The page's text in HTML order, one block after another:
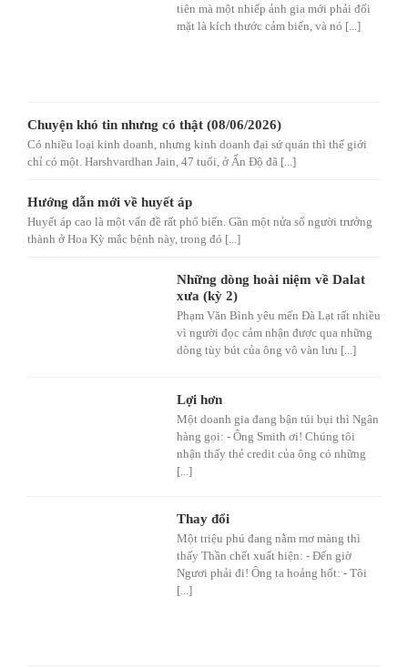
tiên mà một nhiếp ảnh gia mới phải đối
mặt là kích thước cảm biến, và nó [...]
Chuyện khó tin nhưng có thật (08/06/2026)
Có nhiều loại kinh doanh, nhưng kinh doanh đại sứ quán thì thế giới
chỉ có một. Harshvardhan Jain, 47 tuổi, ở Ấn Độ đã [...]
Hướng dẫn mới về huyết áp
Huyết áp cao là một vấn đề rất phổ biến. Gần một nửa số người trưởng
thành ở Hoa Kỳ mắc bệnh này, trong đó [...]
Những dòng hoài niệm về Dalat
xưa (kỳ 2)
Phạm Văn Bình yêu mến Đà Lạt rất nhiều
vì người đọc cảm nhận được qua những
dòng tùy bút của ông vô vàn lưu [...]
Lợi hơn
Một doanh gia đang bận túi bụi thì Ngân
hàng gọi: - Ông Smith ơi! Chúng tôi
nhận thấy thẻ credit của ông có những
[...]
Thay đổi
Một triệu phú đang nằm mơ màng thì
thấy Thần chết xuất hiện: - Đến giờ
Ngươi phải đi! Ông ta hoảng hốt: - Tôi
[...]